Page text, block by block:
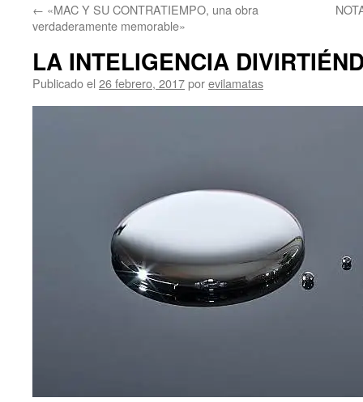
← «MAC Y SU CONTRATIEMPO, una obra
verdaderamente memorable»
LA INTELIGENCIA
Publicado el 26 febrero, 2017porevilamatas